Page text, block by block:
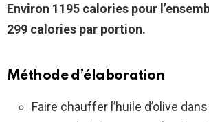
Environ 1195 calories pour
299 calories par portion.
Méthode d’élaboration
Faire chauffer l’huile d’olive